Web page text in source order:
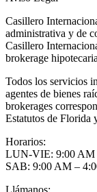
Casillero
administrativa y de
Casillero
brokerage
Todos los servicios
agentes de bienes
brokerages
Estatutos de Florida
Horarios:
LUN-VIE: 9:00 AM
SAB: 9:00 AM –
Llámanos: